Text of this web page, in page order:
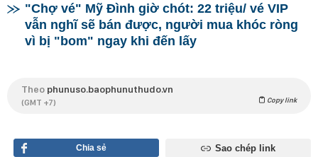
"Chợ vé" Mỹ Đình giờ chót: 22 triệu/ vé VIP
vẫn nghĩ sẽ bán được, người mua khóc ròng
vì bị "bom" ngay khi đến lấy
Theo phunuso.baophunuthudo.vn
(GMT +7) Copy link
Chia sẻ Sao chép link